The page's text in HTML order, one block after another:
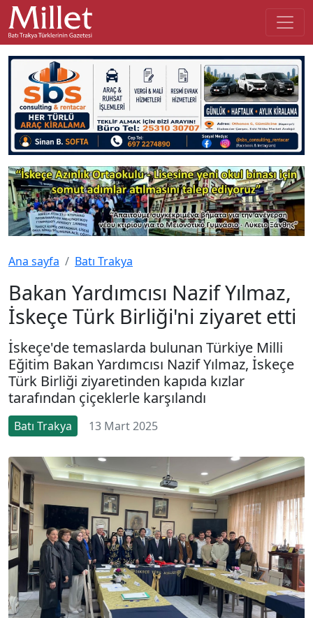
Ana sayfa Batı Trakya
Bakan Yardımcısı Nazif Yılmaz,
İskeçe Türk Birliği'ni ziyaret etti
İskeçe'de temaslarda bulunan Türkiye Milli
Eğitim Bakan Yardımcısı Nazif Yılmaz, İskeçe
Türk Birliği ziyaretinden kapıda kızlar
tarafından çiçeklerle karşılandı
Batı Trakya 13 Mart 2025